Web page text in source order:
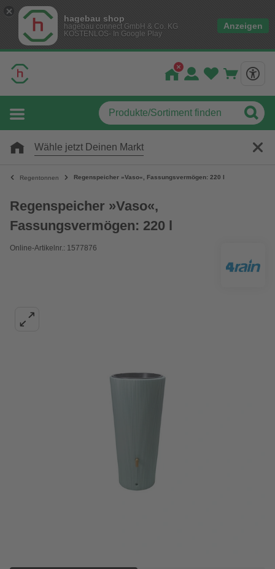
hagebau shop
hagebau connect GmbH & Co. KG
KOSTENLOS- In Google Play
Anzeigen
Wähle jetzt Deinen Markt
Regentonnen Regenspeicher »Vaso«, Fassungsvermögen: 220 l
Regenspeicher »Vaso«,
Fassungsvermögen: 220 l
Online-Artikelnr.: 1577876